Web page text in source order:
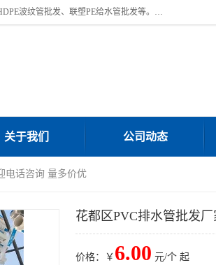
深圳市宝安区沙井街道浩丰胶管商行主营产品：联塑批发、联塑管批发、联塑总代理、联塑总经销、联塑HDPE波纹管批发、联塑PE给水管批发等。凭借服务以及多年的勤奋拼搏，发展成为一家销售各种管材管件，绝缘电工套管及配件等系列产品的贸易公司。公司秉承“顾客至上，锐意进取”的经营理念，坚持“客户至上”原则为广大客户提供的服务。欢迎惠顾！
关于我们 公司动态
电话咨询 量多价优
花都区PVC排水管批发
价格：￥ 6.00 元/个 起